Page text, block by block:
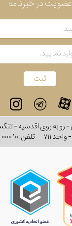
عضویت در خبرنامه
تلفن:۰۲۱ -